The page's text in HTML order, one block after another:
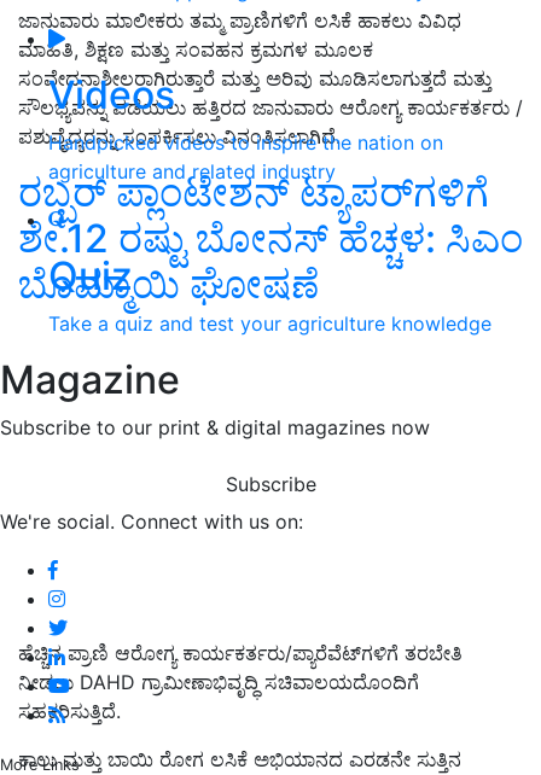
Videos
Handpicked videos to inspire the nation on
agriculture and related industry
Quiz
Take a quiz and test your agriculture knowledge
Magazine
Subscribe to our print & digital magazines now
Subscribe
We're social. Connect with us on:
More Links
ಜಾನುವಾರು ಮಾಲೀಕರು ತಮ್ಮ ಪ್ರಾಣಿಗಳಿಗೆ ಲಸಿಕೆ ಹಾಕಲು ವಿವಿಧ
ಮಾಹಿತಿ, ಶಿಕ್ಷಣ ಮತ್ತು ಸಂವಹನ ಕ್ರಮಗಳ ಮೂಲಕ
ಸಂವೇದನಾಶೀಲರಾಗಿರುತ್ತಾರೆ ಮತ್ತು ಅರಿವು ಮೂಡಿಸಲಾಗುತ್ತದೆ ಮತ್ತು
ಸೌಲಭ್ಯವನ್ನು ಪಡೆಯಲು ಹತ್ತಿರದ ಜಾನುವಾರು ಆರೋಗ್ಯ ಕಾರ್ಯಕರ್ತರು /
ಪಶುವೈದ್ಯರನ್ನು ಸಂಪರ್ಕಿಸಲು ವಿನಂತಿಸಲಾಗಿದೆ.
ರಬ್ಬರ್ ಪ್ಲಾಂಟೇಶನ್ ಟ್ಯಾಪರ್‌ಗಳಿಗೆ
ಶೇ.12 ರಷ್ಟು ಬೋನಸ್ ಹೆಚ್ಚಳ: ಸಿಎಂ
ಬೊಮ್ಮಾಯಿ ಘೋಷಣೆ
ಹೆಚ್ಚಿನ ಪ್ರಾಣಿ ಆರೋಗ್ಯ ಕಾರ್ಯಕರ್ತರು/ಪ್ಯಾರೆವೆಟ್‌ಗಳಿಗೆ ತರಬೇತಿ
ನೀಡಲು DAHD ಗ್ರಾಮೀಣಾಭಿವೃದ್ಧಿ ಸಚಿವಾಲಯದೊಂದಿಗೆ
ಸಹಕರಿಸುತ್ತಿದೆ.
ಕಾಲು ಮತ್ತು ಬಾಯಿ ರೋಗ ಲಸಿಕೆ ಅಭಿಯಾನದ ಎರಡನೇ ಸುತ್ತಿನ